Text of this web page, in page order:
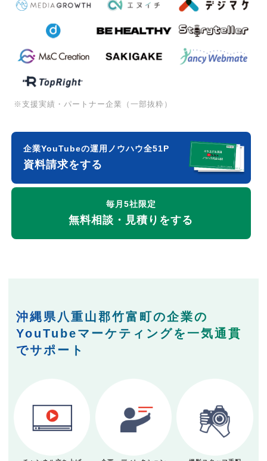
※支援実績・パートナー企業（一部抜粋）
企業YouTubeの運用ノウハウ全51P
資料請求をする
毎月5社限定
無料相談・見積りをする
沖縄県八重山郡竹富町の企業の
YouTubeマーケティングを一気通貫
でサポート